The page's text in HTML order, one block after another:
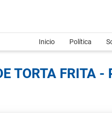
Inicio Política
TORTA FRITA -